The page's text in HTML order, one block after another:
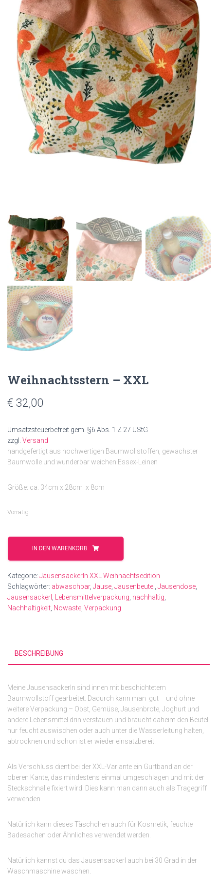
Weihnachtsstern – XXL
€ 32,00
Umsatzsteuerbefreit gem. §6 Abs. 1 Z 27 UStG
zzgl. Versand
handgefertigt aus hochwertigen Baumwollstoffen, gewachster
Baumwolle und wunderbar weichen Essex-Leinen
Größe: ca. 34cm x 28cm x 8cm
Vorrätig
Weihnachtsstern
XXL
IN DEN WARENKORB
Kategorie: Jausensackerln XXL Weihnachtsedition
Schlagwörter: abwaschbar, Jause Jausenbeutel Jausendose
Jausensackerl
Lebensmittelverpackung nachhaltig
Nachhaltigkeit Nowaste Verpackung
BESCHREIBUNG
Meine Jausensackerln sind innen mit beschichtetem
Baumwollstoff gearbeitet. Dadurch kann man gut – und ohne
weitere Verpackung – Obst, Gemüse, Jausenbrote, Joghurt und
andere Lebensmittel drin verstauen und braucht daheim den Beutel
nur feucht auswischen oder auch unter die Wasserleitung halten,
abtrocknen und schon ist er wieder einsatzbereit.
Als Verschluss dient bei der XXL-Variante ein Gurtband an der
oberen Kante, das mindestens einmal umgeschlagen und mit der
Steckschnalle fixiert wird. Dies kann man dann auch als Tragegriff
verwenden.
Natürlich kann dieses Täschchen auch für Kosmetik, feuchte
Badesachen oder Ähnliches verwendet werden.
Natürlich kannst du das Jausensackerl auch bei 30 Grad in der
Waschmaschine waschen.